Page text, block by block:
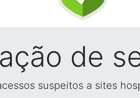
de
suspeitos a sites